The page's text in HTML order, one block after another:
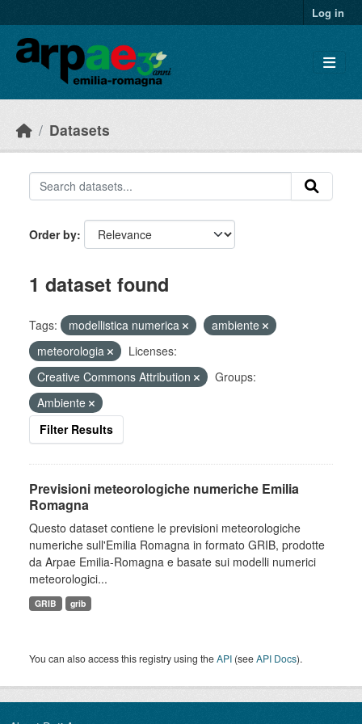
Log in
Datasets
Order by
1 dataset found
Tags: modellistica numerica
ambiente
meteorologia
Licenses:
Creative Commons Attribution
Groups:
Ambiente
Filter Results
Previsioni meteorologiche numeriche Emilia
Romagna
Questo dataset contiene le previsioni meteorologiche
numeriche sull'Emilia Romagna in formato GRIB, prodotte
da Arpae Emilia-Romagna e basate sui modelli numerici
meteorologici...
GRIB grib
You can also access this registry using theAPI (seeAPI Docs).